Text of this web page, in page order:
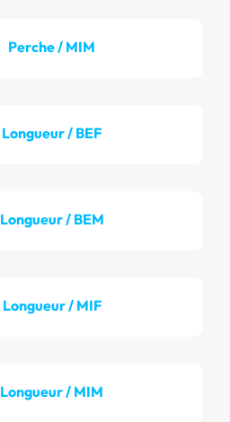
Perche / MIM
Longueur / BEF
Longueur / BEM
Longueur / MIF
Longueur / MIM